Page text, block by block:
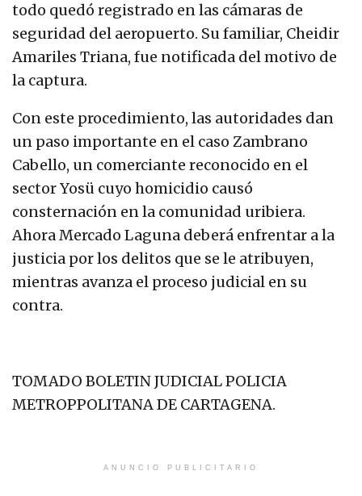
todo quedó registrado en las cámaras de
seguridad del aeropuerto. Su familiar, Cheidir
Amariles Triana, fue notificada del motivo de
la captura.
Con este procedimiento, las autoridades dan
un paso importante en el caso Zambrano
Cabello, un comerciante reconocido en el
sector Yosü cuyo homicidio causó
consternación en la comunidad uribiera.
Ahora Mercado Laguna deberá enfrentar a la
justicia por los delitos que se le atribuyen,
mientras avanza el proceso judicial en su
contra.
TOMADO BOLETIN JUDICIAL POLICIA
METROPPOLITANA DE CARTAGENA.
ANUNCIO PUBLICITARIO